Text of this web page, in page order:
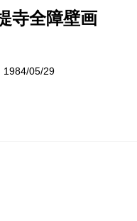
寺全障壁画
05/29